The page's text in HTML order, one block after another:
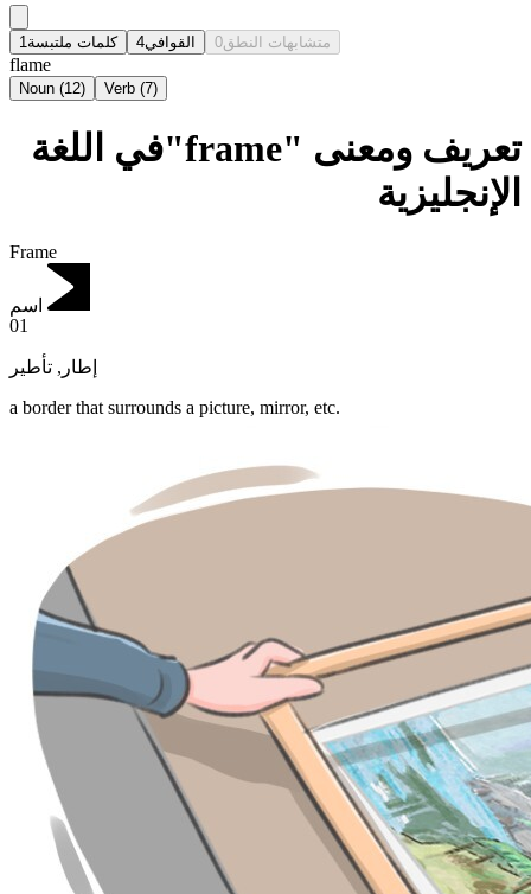
كلمات ملتبسة 1 القوافي4 متشابهات النطق0
flame
Noun (12) Verb (7)
تعريف ومعنى "frame"في اللغة
الإنجليزية
Frame
اسم
01
إطار , تأطير
a border that surrounds a picture, mirror, etc.